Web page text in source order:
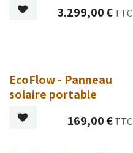
3.299,00€ TTC
EcoFlow - Panneau
solaire portable
169,00€ TTC